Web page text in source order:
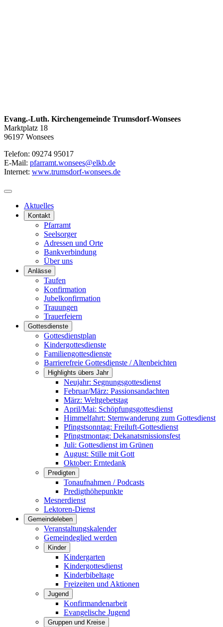
Evang.-Luth. Kirchengemeinde Trumsdorf-Wonsees
Marktplatz 18
96197 Wonsees
Telefon: 09274 95017
E-Mail: pfarramt.wonsees@elkb.de
Internet: www.trumsdorf-wonsees.de
Aktuelles
Kontakt
Pfarramt
Seelsorger
Adressen und Orte
Bankverbindung
Über uns
Anlässe
Taufen
Konfirmation
Jubelkonfirmation
Trauungen
Trauerfeiern
Gottesdienste
Gottesdienstplan
Kindergottesdienste
Familiengottesdienste
Barrierefreie Gottesdienste / Altenbeichten
Highlights übers Jahr
Neujahr: Segnungsgottesdienst
Februar/März: Passionsandachten
März: Weltgebetstag
April/Mai: Schöpfungsgottes­dienst
Himmelfahrt: Sternwanderung zum Gottesdienst
Pfingstsonntag: Freiluft-Gottesdienst
Pfingstmontag: Dekanatsmissionsfest
Juli: Gottesdienst im Grünen
August: Stille mit Gott
Oktober: Erntedank
Predigten
Tonaufnahmen / Podcasts
Predigthöhepunkte
Mesnerdienst
Lektoren-Dienst
Gemeindeleben
Veranstaltungskalender
Gemeindeglied werden
Kinder
Kindergarten
Kindergottesdienst
Kinderbibeltage
Freizeiten und Aktionen
Jugend
Konfirmandenarbeit
Evangelische Jugend
Gruppen und Kreise